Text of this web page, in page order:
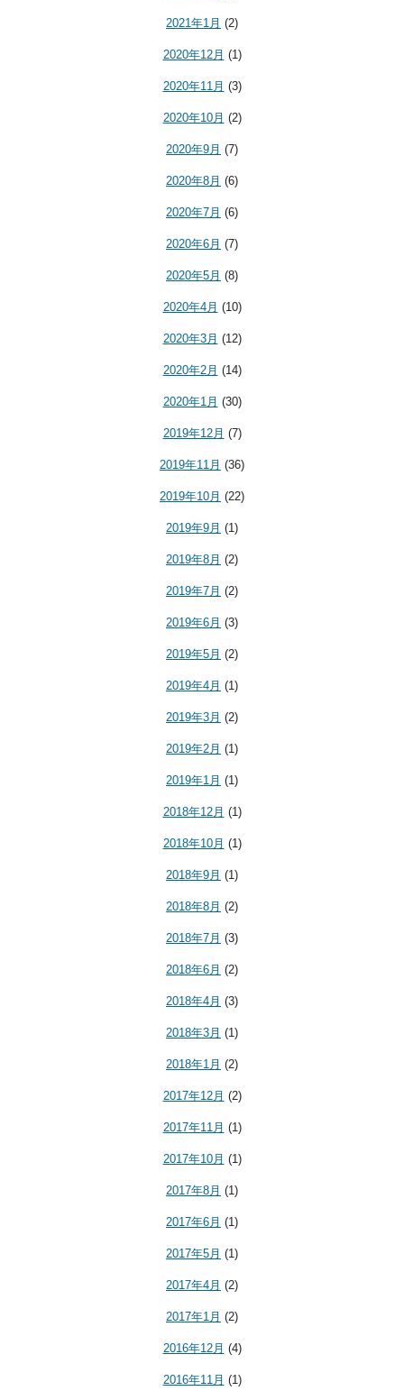
2021年1月 (2)
2020年12月 (1)
2020年11月 (3)
2020年10月 (2)
2020年9月 (7)
2020年8月 (6)
2020年7月 (6)
2020年6月 (7)
2020年5月 (8)
2020年4月 (10)
2020年3月 (12)
2020年2月 (14)
2020年1月 (30)
2019年12月 (7)
2019年11月 (36)
2019年10月 (22)
2019年9月 (1)
2019年8月 (2)
2019年7月 (2)
2019年6月 (3)
2019年5月 (2)
2019年4月 (1)
2019年3月 (2)
2019年2月 (1)
2019年1月 (1)
2018年12月 (1)
2018年10月 (1)
2018年9月 (1)
2018年8月 (2)
2018年7月 (3)
2018年6月 (2)
2018年4月 (3)
2018年3月 (1)
2018年1月 (2)
2017年12月 (2)
2017年11月 (1)
2017年10月 (1)
2017年8月 (1)
2017年6月 (1)
2017年5月 (1)
2017年4月 (2)
2017年1月 (2)
2016年12月 (4)
2016年11月 (1)